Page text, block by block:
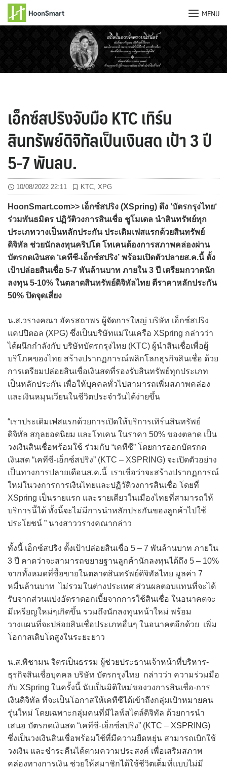
MENU
เอ็กซ์สปริงจับมือ KTC เทิร์น
สินทรัพย์ดิจิทัลเป็นเงินสด เป้า 3 ปี
5-7 พันลบ.
10/08/2022 22:11 KTC XPG
HoonSmart.com>> เอ็กซ์สปริง (XSpring) ดึง ’บัตรกรุงไทย‘
ร่วมพันธมิตร ปฏิวัติวงการสินเชื่อ ชูโมเดล นำสินทรัพย์ทุก
ประเภทวางเป็นหลักประกัน ประเดิมเฟสแรกด้วยสินทรัพย์
ดิจิทัล ช่วยนักลงทุนคริปโต โทเคนต้องการสภาพคล่องผ่าน
บัตรกดเงินสด ‘เคทีซี-เอ็กซ์สปริง’ พร้อมเปิดตัวปลายส.ค.นี้ ตั้ง
เป้าปล่อยสินเชื่อ 5-7 พันล้านบาท ภายใน 3 ปี เตรียมกวาดนัก
ลงทุน 5-10% ในตลาดสินทรัพย์ดิจิทัลไทย ตีราคาหลักประกัน
50% ปิดจุดเสี่ยง
น.ส.วรางคณา อัครสถาพร ผู้จัดการใหญ่ บริษัท เอ็กซ์สปริง
แคปปิตอล (XPG) ซึ่งเป็นบริษัทแม่ในเครือ XSpring กล่าวว่า
ได้ผนึกกำลังกับ บริษัทบัตรกรุงไทย (KTC) ผู้นำสินเชื่อเพื่อผู้
บริโภคของไทย สร้างปรากฏการณ์พลิกโลกธุรกิจสินเชื่อ ด้วย
การเตรียมปล่อยสินเชื่อเงินสดที่รองรับสินทรัพย์ทุกประเภท
เป็นหลักประกัน เพื่อให้บุคคลทั่วไปสามารถเพิ่มสภาพคล่อง
และเงินหมุนเวียนในชีวิตประจำวันได้ง่ายขึ้น
“เราประเดิมเฟสแรกด้วยการเปิดให้บริการเทิร์นสินทรัพย์
ดิจิทัล สกุลยอดนิยม และโทเคน ในราคา 50% ของตลาด เป็น
วงเงินสินเชื่อพร้อมใช้ ร่วมกับ “เคทีซี” โดยการออกบัตรกด
เงินสด “เคทีซี-เอ็กซ์สปริง” (KTC – XSPRING) จะเปิดตัวอย่าง
เป็นทางการปลายเดือนส.ค.นี้ เราเชื่อว่าจะสร้างปรากฏการณ์
ใหม่ในวงการการเงินไทยและปฏิวัติวงการสินเชื่อ โดยที่
XSpring เป็นรายแรก และรายเดียวในเมืองไทยที่สามารถให้
บริการนี้ได้ ทั้งนี้จะไม่มีการนำหลักประกันของลูกค้าไปใช้
ประโยชน์ ” นางสาววรางคณากล่าว
ทั้งนี้ เอ็กซ์สปริง ตั้งเป้าปล่อยสินเชื่อ 5 – 7 พันล้านบาท ภายใน
3 ปี คาดว่าจะสามารถขยายฐานลูกค้านักลงทุนได้ถึง 5 – 10%
จากทั้งหมดที่ซื้อขายในตลาดสินทรัพย์ดิจิทัลไทย มูลค่า 7
หมื่นล้านบาท ไม่รวมในต่างประเทศ ส่วนผลตอบแทนที่จะได้
รับจากส่วนแบ่งอัตราดอกเบี้ยจากการใช้สินเชื่อ ในอนาคตจะ
มีเหรียญใหม่ๆเกิดขึ้น รวมถึงนักลงทุนหน้าใหม่ พร้อม
วางแผนที่จะปล่อยสินเชื่อประเภทอื่นๆ ในอนาคตอีกด้วย เพิ่ม
โอกาสเติบโตสูงในระยะยาว
น.ส.พิชามน จิตรเป็นธรรม ผู้ช่วยประธานเจ้าหน้าที่บริหาร-
ธุรกิจสินเชื่อบุคคล บริษัท บัตรกรุงไทย กล่าวว่า ความร่วมมือ
กับ XSpring ในครั้งนี้ นับเป็นมิติใหม่ของวงการสินเชื่อ-การ
เงินดิจิทัล ที่จะเป็นโอกาสให้เคทีซีได้เข้าถึงกลุ่มเป้าหมายคน
รุ่นใหม่ โดยเฉพาะกลุ่มคนที่มีไลฟ์สไตล์ดิจิทัล ด้วยการนำ
เสนอ บัตรกดเงินสด “เคทีซี-เอ็กซ์สปริง” (KTC – XSPRING)
ซึ่งเป็นวงเงินสินเชื่อพร้อมใช้ที่มีความยืดหยุ่น สามารถเบิกใช้
วงเงิน และชำระคืนได้ตามความประสงค์ เพื่อเสริมสภาพ
คล่องทางการเงิน ช่วยให้สมาชิกได้ใช้ชีวิตเต็มที่แบบไม่มี